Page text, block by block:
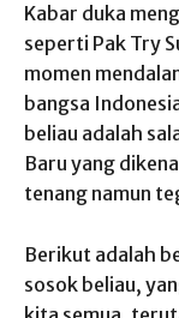
Kabar duka
seperti Pak Try
momen
bangsa
beliau adalah
Baru yang
tenang namun
Berikut adalah
sosok beliau,